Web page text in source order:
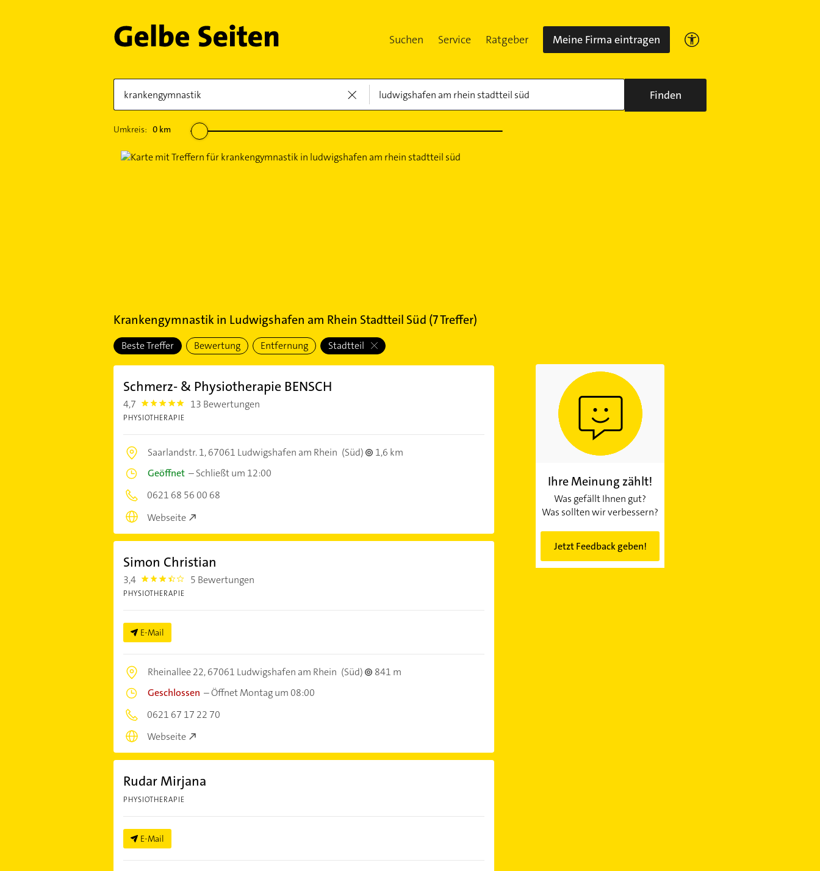
Suchen Service Ratgeber Meine Firma eintragen
Finden
Umkreis: 0km
Krankengymnastikin Ludwigshafen am Rhein Stadtteil Süd (7Treffer)
Beste Treffer Bewertung Entfernung Stadtteil
Schmerz- & Physiotherapie BENSCH
4,7 4.7000003 13 Bewertungen
PHYSIOTHERAPIE
Saarlandstr. 1,67061 Ludwigshafen am Rhein (Süd)
1,6 km
Geöffnet–Schließt um 12:00
0621 68 56 00 68
Webseite
Simon Christian
3,4 3.4 5 Bewertungen
PHYSIOTHERAPIE
E-Mail
Rheinallee 22,67061 Ludwigshafen am Rhein (Süd)
841 m
Geschlossen –Öffnet Montag um 08:00
0621 67 17 22 70
Webseite
Rudar Mirjana
PHYSIOTHERAPIE
E-Mail
Ihre Meinung zählt!
Was gefällt Ihnen gut?
Was sollten wir verbessern?
Jetzt Feedback geben!